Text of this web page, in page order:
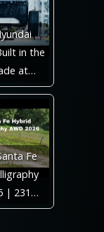
in the
at…
Fe
| 231…